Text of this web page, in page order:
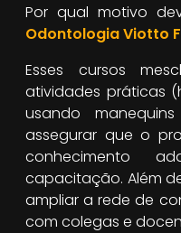
Por qual motivo
Odontologia Viotto
Esses cursos
atividades práticas
usando
assegurar que o
conhecimento
capacitação. Além
ampliar a rede de
com colegas e